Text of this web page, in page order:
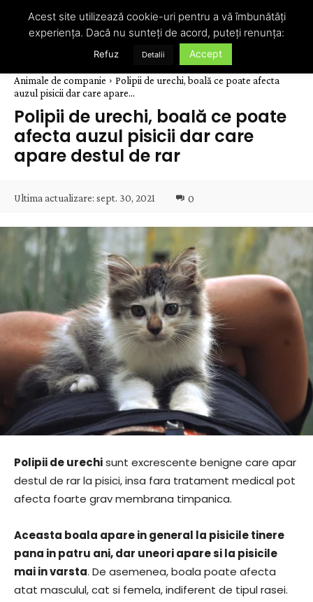
Animale de companie
Polipii de urechi, boală ce poate afecta
auzul pisicii dar care apare...
Polipii de urechi, boală ce poate
afecta auzul pisicii dar care
apare destul de rar
Ultima actualizare: sept. 30, 2021 0
Polipii de urechisunt excrescente benigne care apar
destul de rar la pisici, insa fara tratament medical pot
afecta foarte grav membrana timpanica.
Aceasta boala apare in general la pisicile tinere
pana in patru ani, dar uneori apare si la pisicile
mai in varsta. De asemenea, boala poate afecta
atat masculul, cat si femela, indiferent de tipul rasei.
Acest site utilizează cookie-uri pentru a vă îmbunătăți
experiența. Dacă nu sunteți de acord, puteți renunța:
Refuz Detalii Accept